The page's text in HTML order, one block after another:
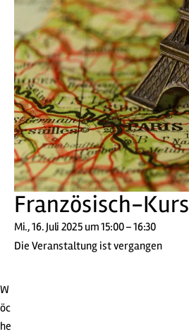
Französisch-Kurs
Mi., 16. Juli 2025 um 15:00 – 16:30
Die Veranstaltung ist vergangen
W
öc
he